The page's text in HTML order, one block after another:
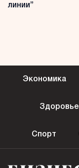
линии”
Экономика
Здоровье
Спорт